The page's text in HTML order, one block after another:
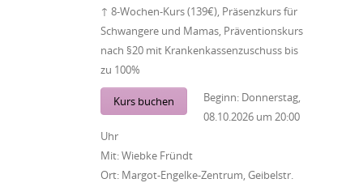
↑ 8-Wochen-Kurs (139€), Präsenzkurs für
Schwangere und Mamas, Präventionskurs
nach §20 mit Krankenkassenzuschuss bis
zu 100%
Kurs buchen Beginn: Donnerstag,
08.10.2026 um 20:00
Uhr
Mit:Wiebke Fründt
Ort: Margot-Engelke-Zentrum, Geibelstr.